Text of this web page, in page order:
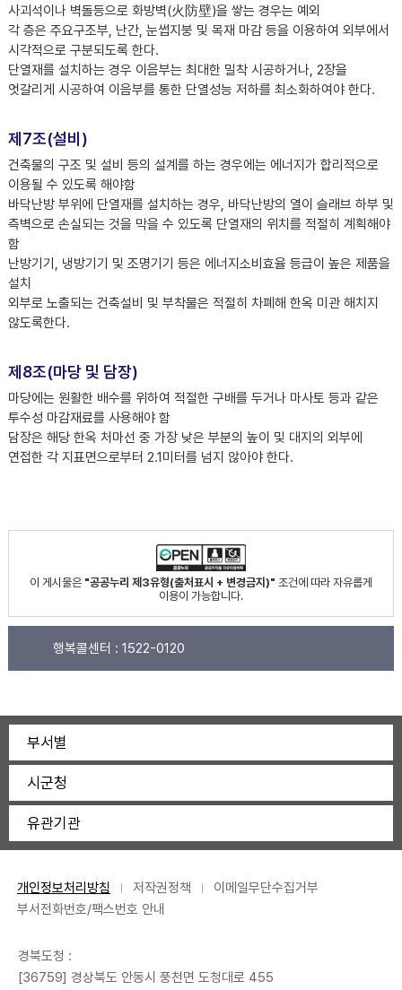
사괴석이나 벽돌등으로 화방벽(火防壁)을 쌓는 경우는 예외
각 층은 주요구조부, 난간, 눈썹지붕 및 목재 마감 등을 이용하여 외부에서
시각적으로 구분되도록 한다.
단열재를 설치하는 경우 이음부는 최대한 밀착 시공하거나, 2장을
엇갈리게 시공하여 이음부를 통한 단열성능 저하를 최소화하여야 한다.
제7조(설비)
건축물의 구조 및 설비 등의 설계를 하는 경우에는 에너지가 합리적으로
이용될 수 있도록 해야함
바닥난방 부위에 단열재를 설치하는 경우, 바닥난방의 열이 슬래브 하부 및
측벽으로 손실되는 것을 막을 수 있도록 단열재의 위치를 적절히 계획해야
함
난방기기, 냉방기기 및 조명기기 등은 에너지소비효율 등급이 높은 제품을
설치
외부로 노출되는 건축설비 및 부착물은 적절히 차폐해 한옥 미관 해치지
않도록한다.
제8조(마당 및 담장)
마당에는 원활한 배수를 위하여 적절한 구배를 두거나 마사토 등과 같은
투수성 마감재료를 사용해야 함
담장은 해당 한옥 처마선 중 가장 낮은 부분의 높이 및 대지의 외부에
연접한 각 지표면으로부터 2.1미터를 넘지 않아야 한다.
이 게시물은 "공공누리 제3유형(출처표시 + 변경금지)" 조건에 따라 자유롭게
이용이 가능합니다.
행복콜센터 : 1522-0120
부서별
시군청
유관기관
개인정보처리방침 저작권정책
이메일무단수집거부
부서전화번호/팩스번호 안내
경북도청 :
[36759] 경상북도 안동시 풍천면 도청대로 455